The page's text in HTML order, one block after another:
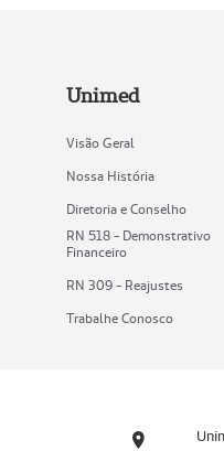
Unimed
Visão Geral
Nossa História
Diretoria e Conselho
RN 518 - Demonstrativo
Financeiro
RN 309 - Reajustes
Trabalhe Conosco